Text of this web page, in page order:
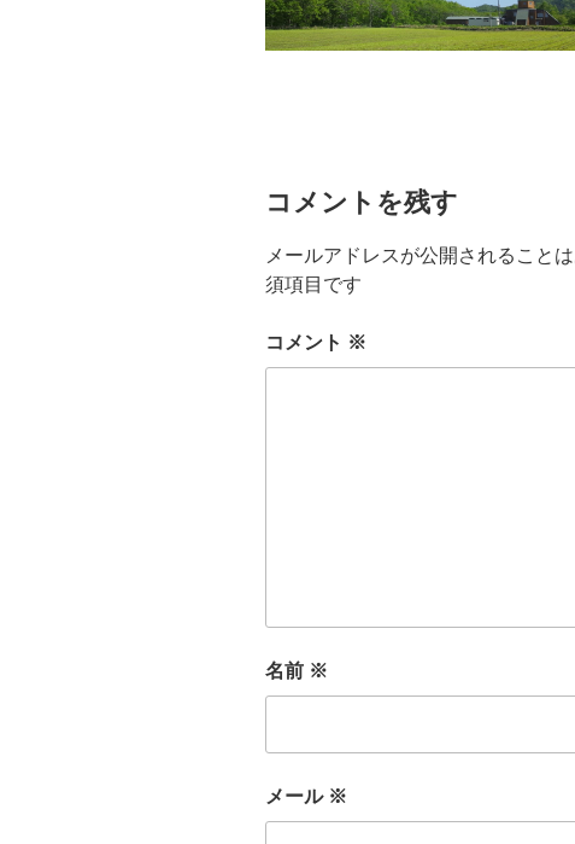
コメントを残す
メールアドレスが公開されることは
須項目です
コメント ※
名前 ※
メール ※